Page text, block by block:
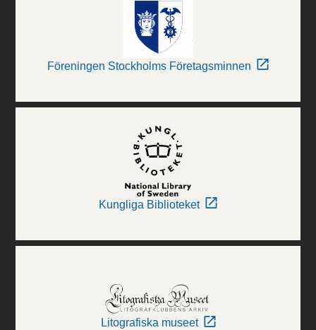
Föreningen Stockholms Företagsminnen
Kungliga Biblioteket
Litografiska museet